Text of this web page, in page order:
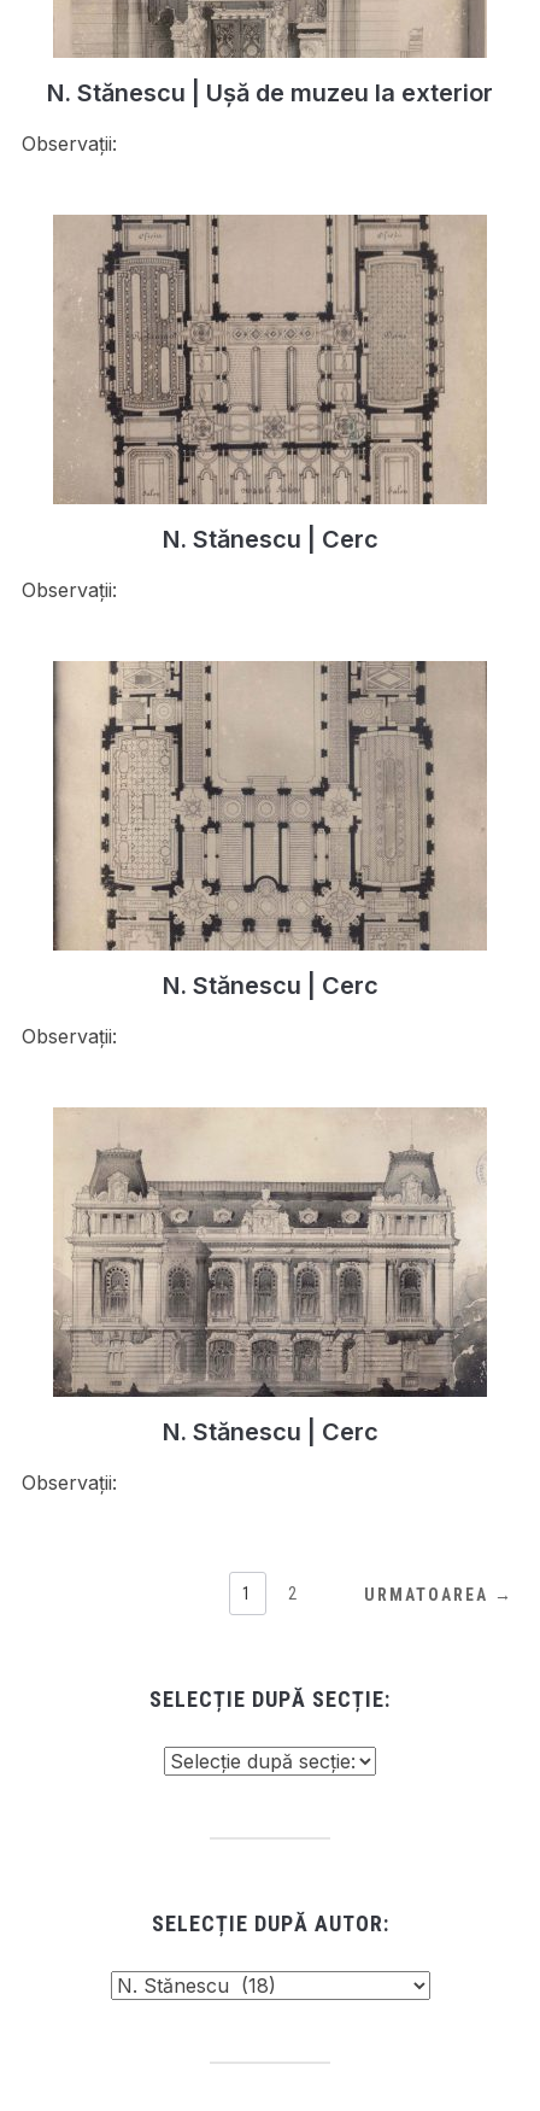
N. Stănescu | Ușă de muzeu la exterior
Observații:
N. Stănescu | Cerc
Observații:
N. Stănescu | Cerc
Observații:
N. Stănescu | Cerc
Observații:
1 2 URMATOAREA →
SELECȚIE DUPĂ SECȚIE:
SELECȚIE DUPĂ AUTOR: